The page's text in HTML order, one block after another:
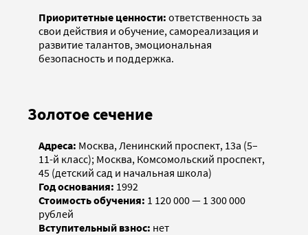
Приоритетные ценности: ответственность за
свои действия и обучение, самореализация и
развитие талантов, эмоциональная
безопасность и поддержка.
Золотое сечение
Адреса: Москва, Ленинский проспект, 13а (5–
11-й класс); Москва, Комсомольский проспект,
45 (детский сад и начальная школа)
Год основания: 1992
Стоимость обучения: 1 120 000 — 1 300 000
рублей
Вступительный взнос: нет